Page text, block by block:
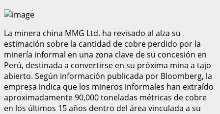
La minera china MMG Ltd. ha revisado al alza su
estimación sobre la cantidad de cobre perdido por la
minería informal en una zona clave de su concesión en
Perú, destinada a convertirse en su próxima mina a tajo
abierto. Según información publicada por Bloomberg, la
empresa indica que los mineros informales han extraído
aproximadamente 90,000 toneladas métricas de cobre
en los últimos 15 años dentro del área vinculada a su